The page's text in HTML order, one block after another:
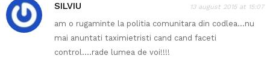
SILVIU 13 august 2015 at 15:07
am o rugaminte la politia comunitara din codlea…nu
mai anuntati taximietristi cand cand faceti
control….rade lumea de voi!!!!